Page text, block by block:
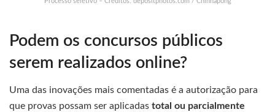
Podem os concursos públicos
serem realizados online?
Uma das inovações mais comentadas é a autorização para
que provas possam ser aplicadas total ou parcialmente